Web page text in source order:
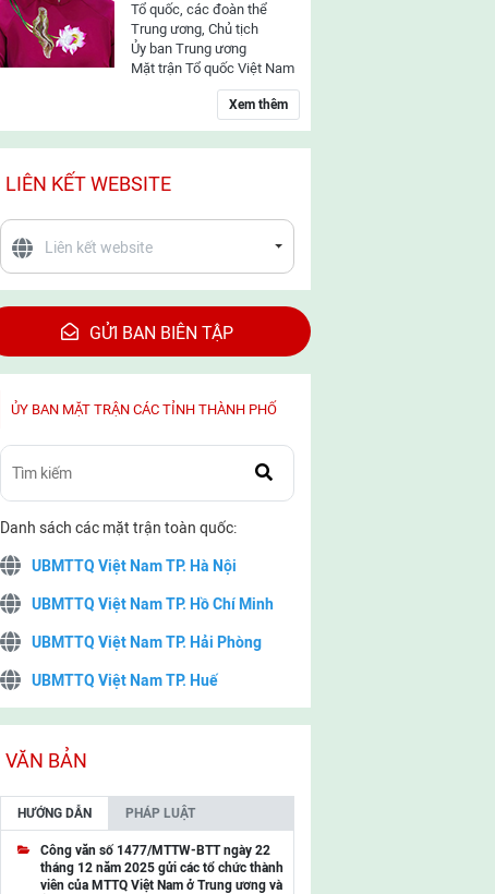
Tổ quốc, các đoàn thể
Trung ương, Chủ tịch
Ủy ban Trung ương
Mặt trận Tổ quốc Việt Nam
Xem thêm
LIÊN KẾT WEBSITE
GỬI BAN BIÊN TẬP
ỦY BAN MẶT TRẬN CÁC TỈNH THÀNH PHỐ
Danh sách các mặt trận toàn quốc:
UBMTTQ Việt Nam TP. Hà Nội
UBMTTQ Việt Nam TP. Hồ Chí Minh
UBMTTQ Việt Nam TP. Hải Phòng
UBMTTQ Việt Nam TP. Huế
UBMTTQ Việt Nam TP. Cần Thơ
UBMTTQ Việt Nam tỉnh Quảng Ninh
UBMTTQ Việt Nam tỉnh Cao Bằng
UBMTTQ Việt Nam tỉnh Lạng Sơn
VĂN BẢN
HƯỚNG DẪN PHÁP LUẬT
Công văn số 1477/MTTW-BTT ngày 22
tháng 12 năm 2025 gửi các tổ chức thành
viên của MTTQ Việt Nam ở Trung ương và